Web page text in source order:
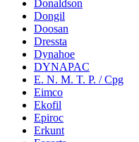
Donaldson
Dongil
Doosan
Dressta
Dynahoe
DYNAPAC
E. N. M. T. P. / Cpg
Eimco
Ekofil
Epiroc
Erkunt